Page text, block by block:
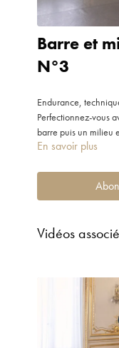
Barre et
N°3
Endurance,
Perfectionnez-vous
barre puis un milieu
En savoir plus
Vidéos